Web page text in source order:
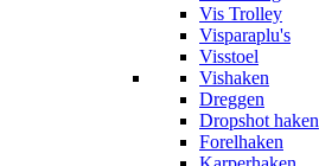
Vis Trolley
Visparaplu's
Visstoel
Vishaken
Dreggen
Dropshot haken
Forelhaken